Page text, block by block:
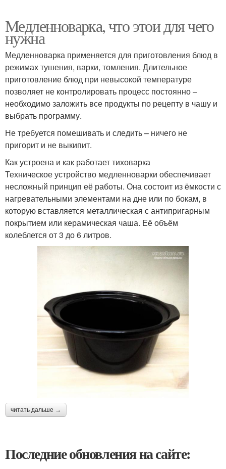
Медленноварка, что этои для чего
нужна
Медленноварка применяется для приготовления блюд в
режимах тушения, варки, томления. Длительное
приготовление блюд при невысокой температуре
позволяет не контролировать процесс постоянно –
необходимо заложить все продукты по рецепту в чашу и
выбрать программу.
Не требуется помешивать и следить – ничего не
пригорит и не выкипит.
Как устроена и как работает тиховарка
Техническое устройство медленноварки обеспечивает
несложный принцип её работы. Она состоит из ёмкости с
нагревательными элементами на дне или по бокам, в
которую вставляется металлическая с антипригарным
покрытием или керамическая чаша. Её объём
колеблется от 3 до 6 литров.
читать дальше →
Последние обновления на сайте: